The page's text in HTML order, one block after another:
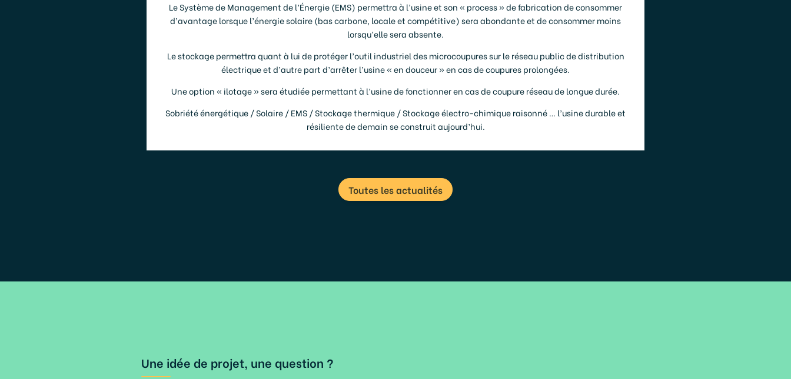
Le Système de Management de l’Énergie (EMS) permettra à l’usine et son « process » de fabrication de consommer
d’avantage lorsque l’énergie solaire (bas carbone, locale et compétitive) sera abondante et de consommer moins
lorsqu’elle sera absente.
Le stockage permettra quant à lui de protéger l’outil industriel des microcoupures sur le réseau public de distribution
électrique et d’autre part d’arrêter l’usine « en douceur » en cas de coupures prolongées.
Une option « ilotage » sera étudiée permettant à l’usine de fonctionner en cas de coupure réseau de longue durée.
Sobriété énergétique / Solaire / EMS / Stockage thermique / Stockage électro-chimique raisonné … l’usine durable et
résiliente de demain se construit aujourd’hui.
Toutes les actualités
Une idée de projet, une question ?